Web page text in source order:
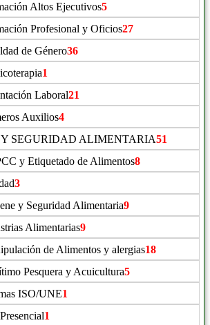
Altos Ejecutivos5
Profesional y Oficios27
de Género36
1
Laboral21
Auxilios4
SEGURIDAD ALIMENTARIA51
y Etiquetado de Alimentos8
3
y Seguridad Alimentaria9
Alimentarias9
de Alimentos y alergias18
Pesquera y Acuicultura5
ISO/UNE1
1